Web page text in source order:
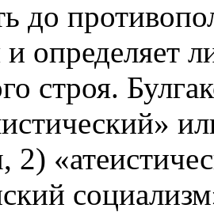
до
и определяет
строя.
2)